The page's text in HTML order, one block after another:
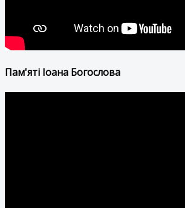
Пам'яті Іоана Богослова